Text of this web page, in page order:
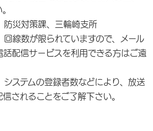
策課、三輪崎支所
限られていますので、メール
話配信サービスを利用できる方はご遠
録者数などにより、放送
されることをご了解下さい。